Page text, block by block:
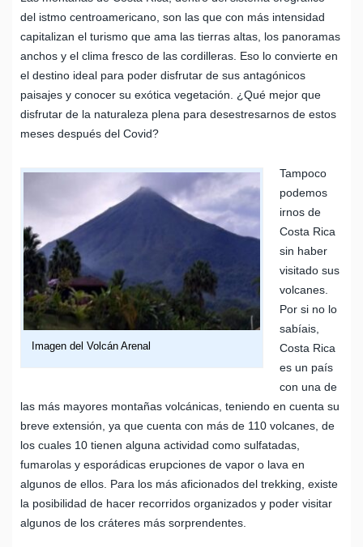
del istmo centroamericano, son las que con más intensidad
capitalizan el turismo que ama las tierras altas, los panoramas
anchos y el clima fresco de las cordilleras. Eso lo convierte en
el destino ideal para poder disfrutar de sus antagónicos
paisajes y conocer su exótica vegetación. ¿Qué mejor que
disfrutar de la naturaleza plena para desestresarnos de estos
meses después del Covid?
Imagen del Volcán Arenal
Tampoco
podemos
irnos de
Costa Rica
sin haber
visitado sus
volcanes.
Por si no lo
sabíais,
Costa Rica
es un país
con una de
las más mayores montañas volcánicas, teniendo en cuenta su
breve extensión, ya que cuenta con más de 110 volcanes, de
los cuales 10 tienen alguna actividad como sulfatadas,
fumarolas y esporádicas erupciones de vapor o lava en
algunos de ellos. Para los más aficionados del trekking, existe
la posibilidad de hacer recorridos organizados y poder visitar
algunos de los cráteres más sorprendentes.